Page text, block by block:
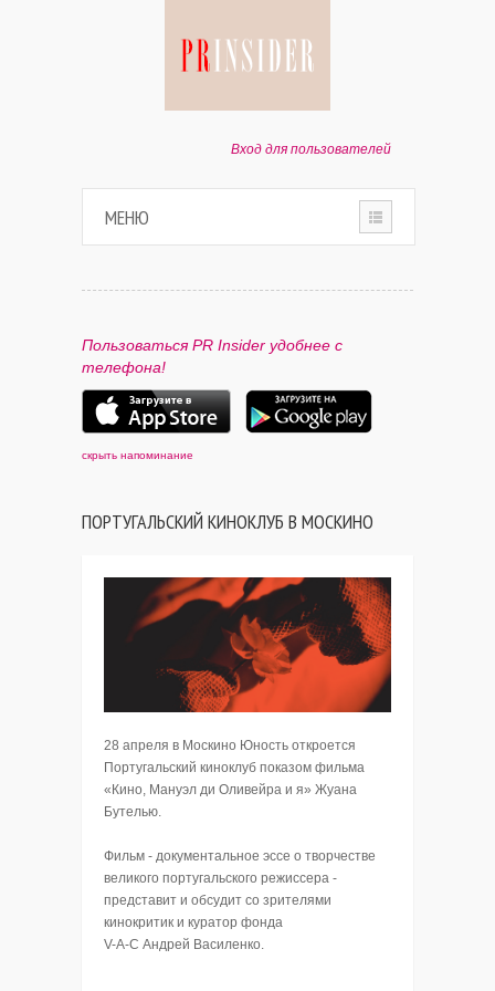
Вход для пользователей
МЕНЮ
ПАРТНЕРАМ
КОНТАКТЫ
Пользоваться PR Insider удобнее с
телефона!
скрыть напоминание
ПОРТУГАЛЬСКИЙ КИНОКЛУБ В МОСКИНО
28 апреля в Москино Юность откроется
Португальский киноклуб показом фильма
«Кино, Мануэл ди Оливейра и я» Жуана
Бутелью.
Фильм - документальное эссе о творчестве
великого португальского режиссера -
представит и обсудит со зрителями
кинокритик и куратор фонда
V-A-C Андрей Василенко.